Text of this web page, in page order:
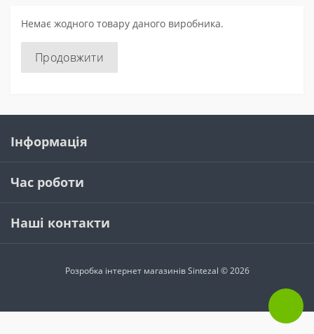
Немає жодного товару даного виробника.
Продовжити
Інформація
Час роботи
Наші контакти
Розробка інтернет магазинівSintezal © 2026